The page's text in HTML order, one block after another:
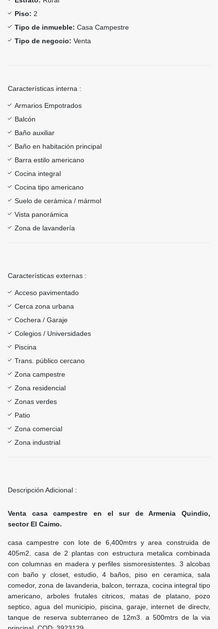
Piso: 2
Tipo de inmueble: Casa Campestre
Tipo de negocio: Venta
Características interna :
Armarios Empotrados
Balcón
Baño auxiliar
Baño en habitación principal
Barra estilo americano
Cocina integral
Cocina tipo americano
Suelo de cerámica / mármol
Vista panorámica
Zona de lavandería
Características externas :
Acceso pavimentado
Cerca zona urbana
Cochera / Garaje
Colegios / Universidades
Piscina
Trans. público cercano
Zona campestre
Zona residencial
Zonas verdes
Patio
Zona comercial
Zona industrial
Descripción Adicional :
Venta casa campestre en el sur de Armenia Quindio,
sector El Caimo.
casa campestre con lote de 6,400mtrs y area construida de
405m2. casa de 2 plantas con estructura metalica combinada
con columnas en madera y perfiles sismoresistentes. 3 alcobas
con baño y closet, estudio, 4 baños, piso en ceramica, sala
comedor, zona de lavanderia, balcon, terraza, cocina integral tipo
americano, arboles frutales citricos, matas de platano, pozo
septico, agua del municipio, piscina, garaje, internet de directv,
tanque de reserva subterraneo de 12m3. a 500mtrs de la via